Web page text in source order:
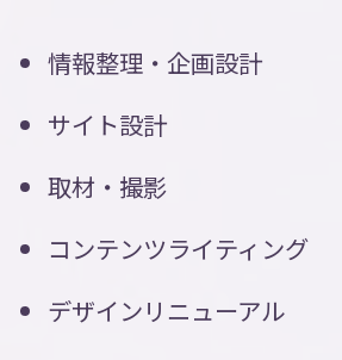
情報整理・企画設計
サイト設計
取材・撮影
コンテンツライティング
デザインリニューアル